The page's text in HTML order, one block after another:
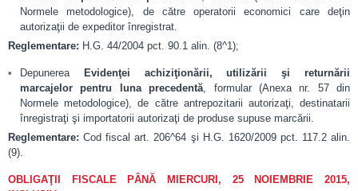
Normele metodologice), de către operatorii economici care deţin
autorizaţii de expeditor înregistrat.
Reglementare: H.G. 44/2004 pct. 90.1 alin. (8^1);
Depunerea
Evidenţei achiziţionării, utilizării şi returnării
marcajelor pentru luna precedentă, formular (Anexa nr. 57 din
Normele metodologice), de către antrepozitarii autorizaţi, destinatarii
înregistraţi şi importatorii autorizaţi de produse supuse marcării.
Reglementare: Cod fiscal art. 206^64 şi H.G. 1620/2009 pct. 117.2 alin.
(9).
OBLIGAŢII FISCALE PÂNĂ MIERCURI, 25 NOIEMBRIE 2015,